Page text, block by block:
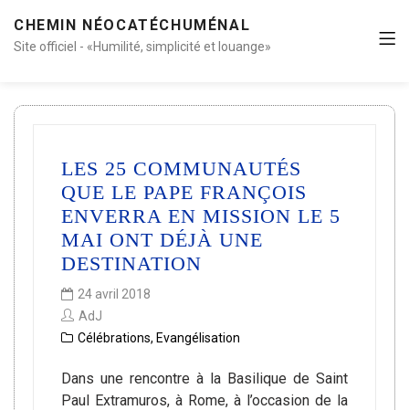
CHEMIN NÉOCATÉCHUMÉNAL
Site officiel - «Humilité, simplicité et louange»
LES 25 COMMUNAUTÉS
QUE LE PAPE FRANÇOIS
ENVERRA EN MISSION LE 5
MAI ONT DÉJÀ UNE
DESTINATION
24 avril 2018
AdJ
Célébrations, Evangélisation
Dans une rencontre à la Basilique de Saint
Paul Extramuros, à Rome, à l’occasion de la